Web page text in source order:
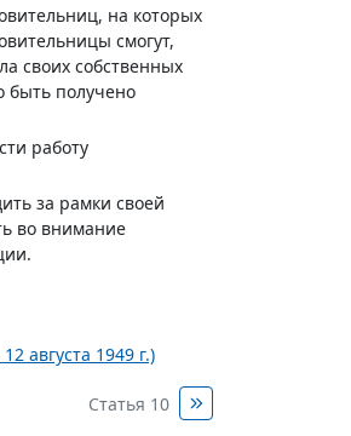
на которых
смогут,
своих собственных
быть получено
работу
за рамки своей
во внимание
августа 1949 г.)
Статья 10